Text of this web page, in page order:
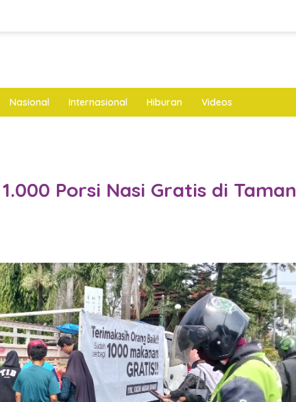
Nasional Internasional Hiburan Videos
Porsi Nasi Gratis di Taman